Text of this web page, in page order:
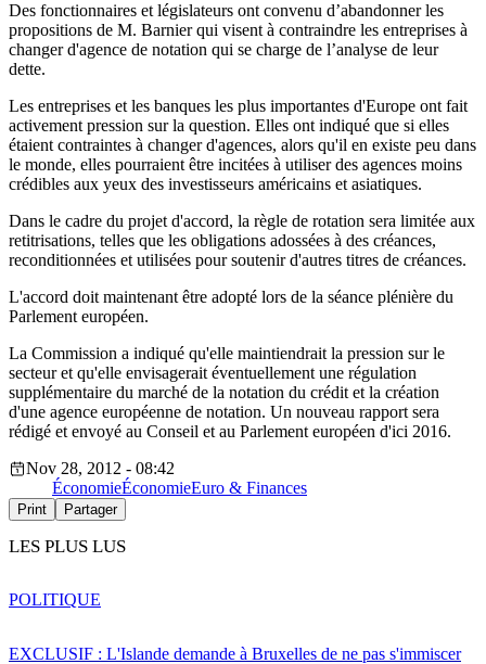
Des fonctionnaires et législateurs ont convenu d’abandonner les
propositions de M. Barnier qui visent à contraindre les entreprises à
changer d'agence de notation qui se charge de l’analyse de leur
dette.
Les entreprises et les banques les plus importantes d'Europe ont fait
activement pression sur la question. Elles ont indiqué que si elles
étaient contraintes à changer d'agences, alors qu'il en existe peu dans
le monde, elles pourraient être incitées à utiliser des agences moins
crédibles aux yeux des investisseurs américains et asiatiques.
Dans le cadre du projet d'accord, la règle de rotation sera limitée aux
retitrisations, telles que les obligations adossées à des créances,
reconditionnées et utilisées pour soutenir d'autres titres de créances.
L'accord doit maintenant être adopté lors de la séance plénière du
Parlement européen.
La Commission a indiqué qu'elle maintiendrait la pression sur le
secteur et qu'elle envisagerait éventuellement une régulation
supplémentaire du marché de la notation du crédit et la création
d'une agence européenne de notation. Un nouveau rapport sera
rédigé et envoyé au Conseil et au Parlement européen d'ici 2016.
Nov 28, 2012 - 08:42
ÉconomieÉconomieEuro & Finances
Print Partager
LES PLUS LUS
EXCLUSIF : L'Islande demande à Bruxelles de ne pas s'immiscer
POLITIQUE